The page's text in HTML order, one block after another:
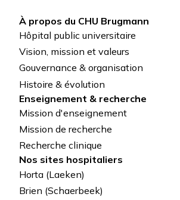
Pied
de
page
À propos du CHU Brugmann
Hôpital public universitaire
Vision, mission et valeurs
Gouvernance & organisation
Histoire & évolution
Enseignement & recherche
Mission d'enseignement
Mission de recherche
Recherche clinique
Nos sites hospitaliers
Horta (Laeken)
Brien (Schaerbeek)